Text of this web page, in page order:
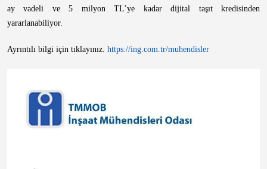
ay vadeli ve 5 milyon TL’ye kadar dijital taşıt kredisinden
yararlanabiliyor.
Ayrıntılı bilgi için tıklayınız. https://ing.com.tr/muhendisler